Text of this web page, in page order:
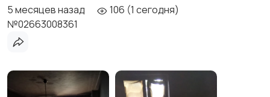
5 месяцев назад
106 (1 сегодня)
№02663008361